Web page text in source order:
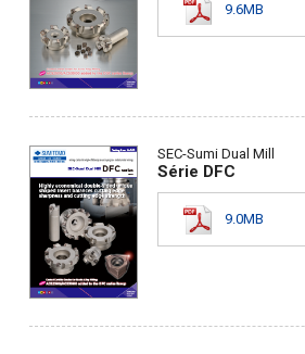
9.6MB
SEC-Sumi Dual Mill
Série DFC
9.0MB